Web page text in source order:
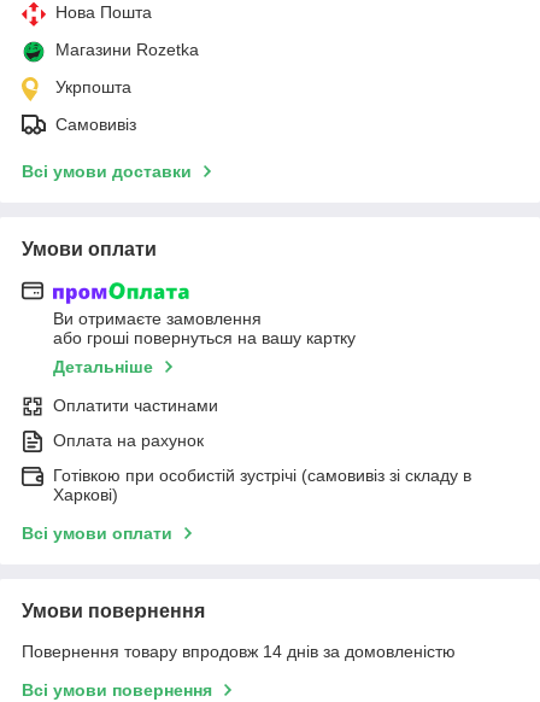
Нова Пошта
Магазини Rozetka
Укрпошта
Самовивіз
Всі умови доставки
Умови оплати
Ви отримаєте замовлення
або гроші повернуться на вашу картку
Детальніше
Оплатити частинами
Оплата на рахунок
Готівкою при особистій зустрічі (самовивіз зі складу в
Харкові)
Всі умови оплати
Умови повернення
Повернення товару впродовж 14 днів за домовленістю
Всі умови повернення